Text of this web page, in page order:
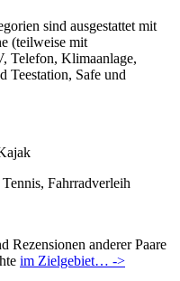
sind ausgestattet mit
(teilweise mit
Telefon, Klimaanlage,
Teestation, Safe und
Fahrradverleih
Rezensionen anderer Paare
im Zielgebiet… ->